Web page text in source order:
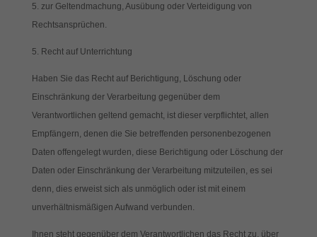
zur Geltendmachung, Ausübung oder Verteidigung von
Rechtsansprüchen.
5. Recht auf Unterrichtung
Haben Sie das Recht auf Berichtigung, Löschung oder
Einschränkung der Verarbeitung gegenüber dem
Verantwortlichen geltend gemacht, ist dieser verpflichtet, allen
Empfängern, denen die Sie betreffenden personenbezogenen
Daten offengelegt wurden, diese Berichtigung oder Löschung der
Daten oder Einschränkung der Verarbeitung mitzuteilen, es sei
denn, dies erweist sich als unmöglich oder ist mit einem
unverhältnismäßigen Aufwand verbunden.
Ihnen steht gegenüber dem Verantwortlichen das Recht zu, über